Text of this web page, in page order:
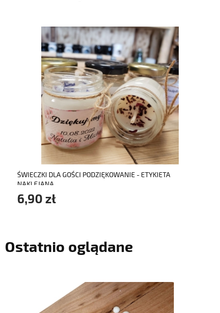
ŚWIECZKI DLA GOŚCI PODZIĘKOWANIE - ETYKIETA
NAKLEJANA
6,90 zł
do koszyka
Ostatnio oglądane